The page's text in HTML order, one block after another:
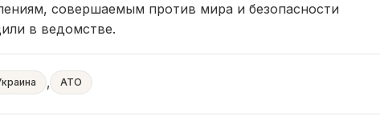
совершаемым против мира и безопасности
в ведомстве.
, АТО